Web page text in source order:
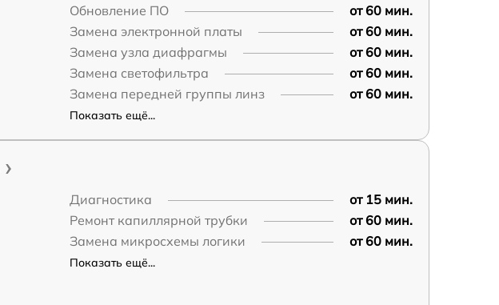
Обновление ПО
от 60 мин.
Замена электронной платы
от 60 мин.
Замена узла диафрагмы
от 60 мин.
Замена светофильтра
от 60 мин.
Замена передней группы линз
от 60 мин.
Показать ещё...
Диагностика
от 15 мин.
Ремонт капиллярной трубки
от 60 мин.
Замена микросхемы логики
от 60 мин.
Показать ещё...